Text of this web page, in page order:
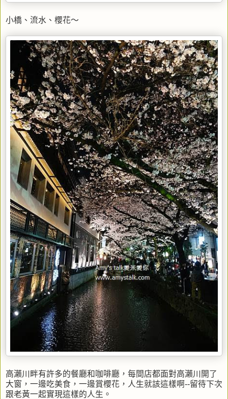
小橋、流水、櫻花～
高瀨川畔有許多的餐廳和咖啡廳，每間店都面對高瀨川開了
大窗，一邊吃美食，一邊賞櫻花，人生就該這樣啊--留待下次
跟老黃一起實現這樣的人生。